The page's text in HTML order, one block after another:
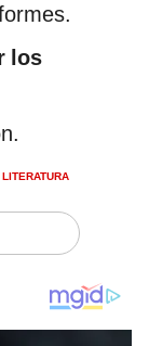
los
LITERATURA